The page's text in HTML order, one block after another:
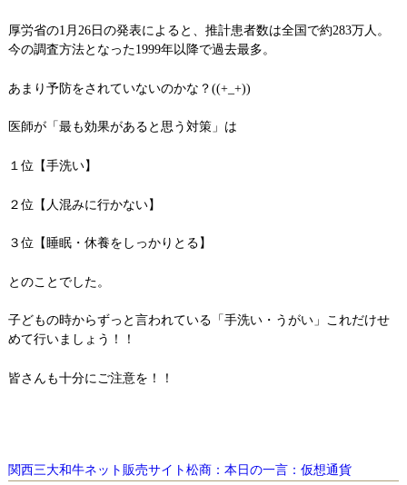
厚労省の1月26日の発表によると、推計患者数は全国で約283万人。
今の調査方法となった1999年以降で過去最多。
あまり予防をされていないのかな？((+_+))
医師が「最も効果があると思う対策」は
１位【手洗い】
２位【人混みに行かない】
３位【睡眠・休養をしっかりとる】
とのことでした。
子どもの時からずっと言われている「手洗い・うがい」これだけせ
めて行いましょう！！
皆さんも十分にご注意を！！
関西三大和牛ネット販売サイト松商：本日の一言：仮想通貨